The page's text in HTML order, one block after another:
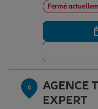
Fermé
6
AGENCE
EXPERT